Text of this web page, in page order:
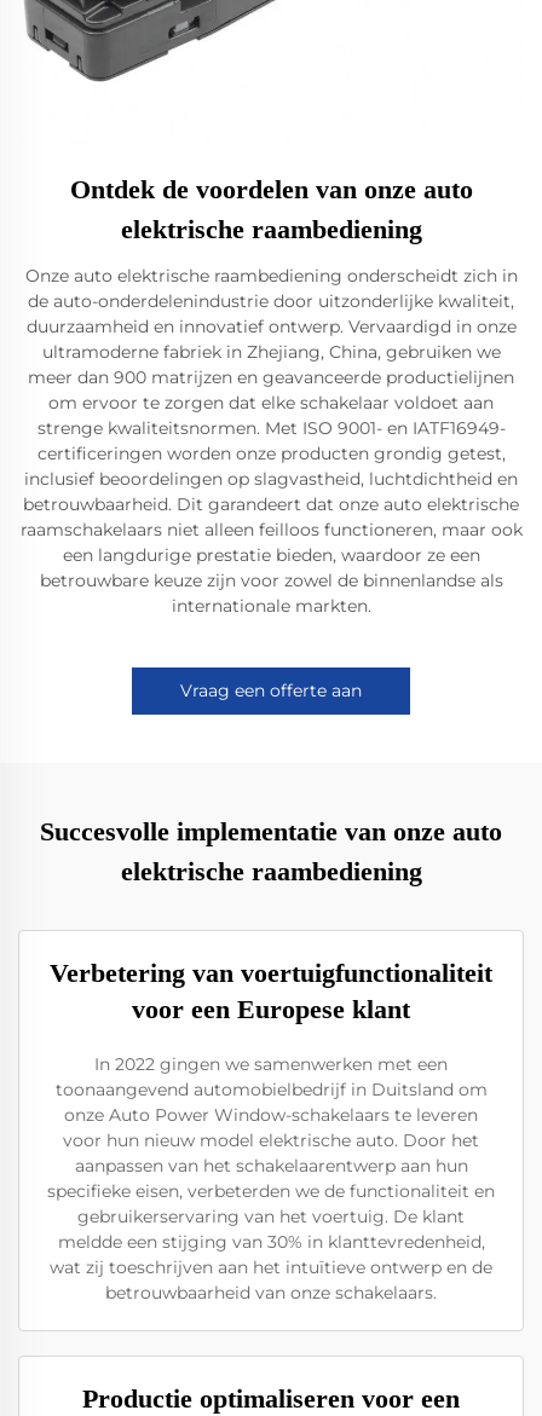
Ontdek de voordelen van onze auto
elektrische raambediening
Onze auto elektrische raambediening onderscheidt zich in
de auto-onderdelenindustrie door uitzonderlijke kwaliteit,
duurzaamheid en innovatief ontwerp. Vervaardigd in onze
ultramoderne fabriek in Zhejiang, China, gebruiken we
meer dan 900 matrijzen en geavanceerde productielijnen
om ervoor te zorgen dat elke schakelaar voldoet aan
strenge kwaliteitsnormen. Met ISO 9001- en IATF16949-
certificeringen worden onze producten grondig getest,
inclusief beoordelingen op slagvastheid, luchtdichtheid en
betrouwbaarheid. Dit garandeert dat onze auto elektrische
raamschakelaars niet alleen feilloos functioneren, maar ook
een langdurige prestatie bieden, waardoor ze een
betrouwbare keuze zijn voor zowel de binnenlandse als
internationale markten.
Vraag een offerte aan
Succesvolle implementatie van onze auto
elektrische raambediening
Verbetering van voertuigfunctionaliteit
voor een Europese klant
In 2022 gingen we samenwerken met een
toonaangevend automobielbedrijf in Duitsland om
onze Auto Power Window-schakelaars te leveren
voor hun nieuw model elektrische auto. Door het
aanpassen van het schakelaarentwerp aan hun
specifieke eisen, verbeterden we de functionaliteit en
gebruikerservaring van het voertuig. De klant
meldde een stijging van 30% in klanttevredenheid,
wat zij toeschrijven aan het intuïtieve ontwerp en de
betrouwbaarheid van onze schakelaars.
Productie optimaliseren voor een